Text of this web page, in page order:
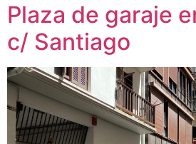
Plaza de garaje
c/ Santiago